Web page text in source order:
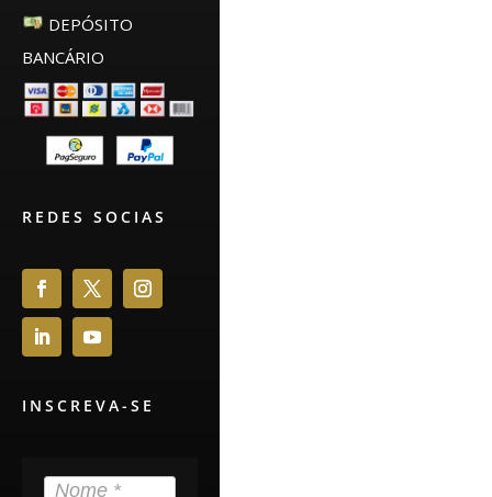
DEPÓSITO
BANCÁRIO
REDES SOCIAS
INSCREVA-SE